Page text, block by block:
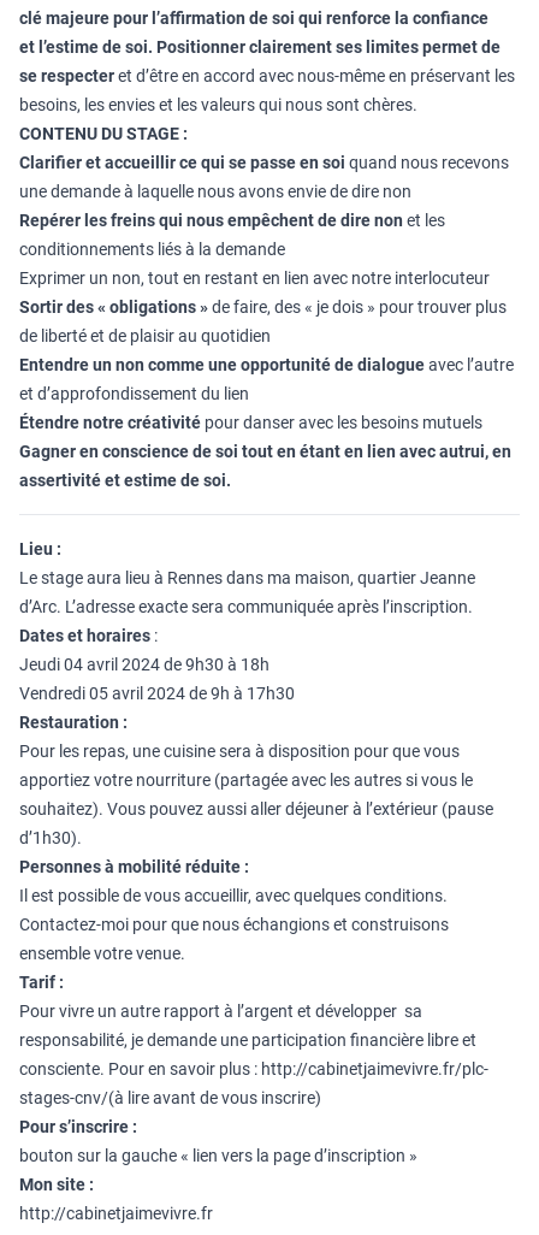
clé majeure pour l’affirmation de soi qui renforce la confiance
et l’estime de soi. Positionner clairement ses limites permet de
se respecteret d’être en accord avec nous-même en préservant les
besoins, les envies et les valeurs qui nous sont chères.
CONTENU DU STAGE :
Clarifier et accueillir ce qui se passe en soi quand nous recevons
une demande à laquelle nous avons envie de dire non
Repérer les freins qui nous empêchent de dire non et les
conditionnements liés à la demande
Exprimer un non, tout en restant en lien avec notre interlocuteur
Sortir des « obligations »de faire, des « je dois » pour trouver plus
de liberté et de plaisir au quotidien
Entendre un non comme une opportunité de dialogueavec l’autre
et d’approfondissement du lien
Étendre notre créativité pour danser avec les besoins mutuels
Gagner en conscience de soi tout en étant en lien avec autrui, en
assertivité et estime de soi.
Lieu :
Le stage aura lieu à Rennes dans ma maison, quartier Jeanne
d’Arc. L’adresse exacte sera communiquée après l’inscription.
Dates et horaires :
Jeudi 04 avril 2024 de 9h30 à 18h
Vendredi 05 avril 2024 de 9h à 17h30
Restauration :
Pour les repas, une cuisine sera à disposition pour que vous
apportiez votre nourriture (partagée avec les autres si vous le
souhaitez). Vous pouvez aussi aller déjeuner à l’extérieur (pause
d’1h30).
Personnes à mobilité réduite :
Il est possible de vous accueillir, avec quelques conditions.
Contactez-moi pour que nous échangions et construisons
ensemble votre venue.
Tarif :
Pour vivre un autre rapport à l’argent et développer sa
responsabilité, je demande une participation financière libre et
consciente. Pour en savoir plus : http://cabinetjaimevivre.fr/plc-
stages-cnv/(à lire avant de vous inscrire)
Pour s’inscrire :
bouton sur la gauche « lien vers la page d’inscription »
Mon site :
http://cabinetjaimevivre.fr